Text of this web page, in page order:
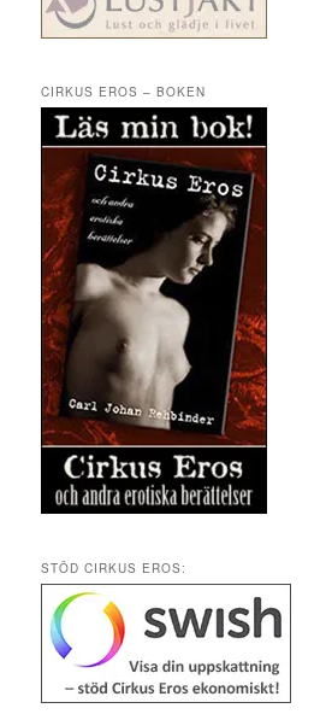
CIRKUS EROS – BOKEN
STÖD CIRKUS EROS: